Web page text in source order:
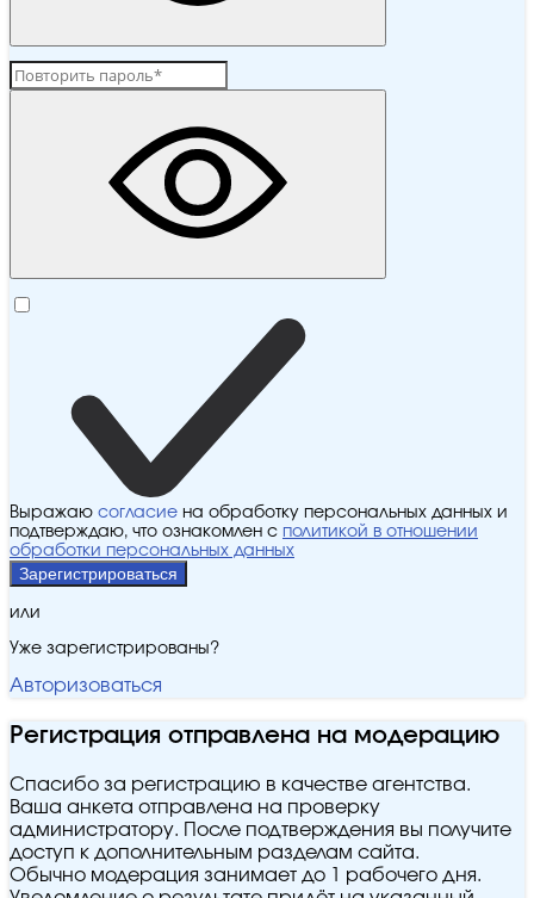
Выражаю согласие на обработку персональных данных и
подтверждаю, что ознакомлен с политикой в отношении
обработки персональных данных
Зарегистрироваться
или
Уже зарегистрированы?
Авторизоваться
Регистрация отправлена на модерацию
Спасибо за регистрацию в качестве агентства.
Ваша анкета отправлена на проверку
администратору. После подтверждения вы получите
доступ к дополнительным разделам сайта.
Обычно модерация занимает до 1 рабочего дня.